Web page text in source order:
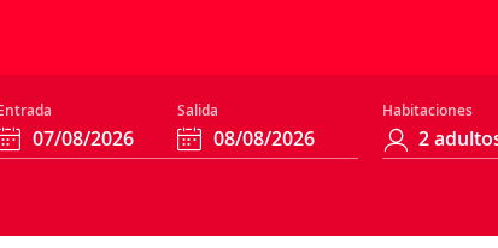
Salida Habitaciones